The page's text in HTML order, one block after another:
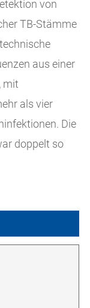
von
TB-Stämme
aus einer
mit
als vier
Die
doppelt so